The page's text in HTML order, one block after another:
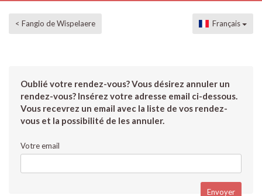
< Fangio de Wispelaere Français
Oublié votre rendez-vous? Vous désirez annuler un
rendez-vous? Insérez votre adresse email ci-dessous.
Vous recevrez un email avec la liste de vos rendez-
vous et la possibilité de les annuler.
Votre email